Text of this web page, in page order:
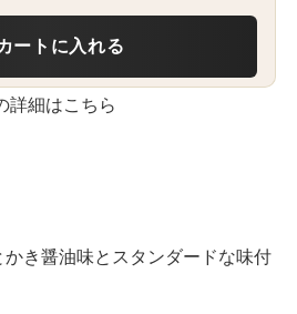
ートに入れる
詳細はこちら
き醤油味とスタンダードな味付